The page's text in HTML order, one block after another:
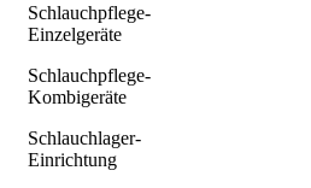
Schlauchpflege-
Einzelgeräte
Schlauchpflege-
Kombigeräte
Schlauchlager-
Einrichtung